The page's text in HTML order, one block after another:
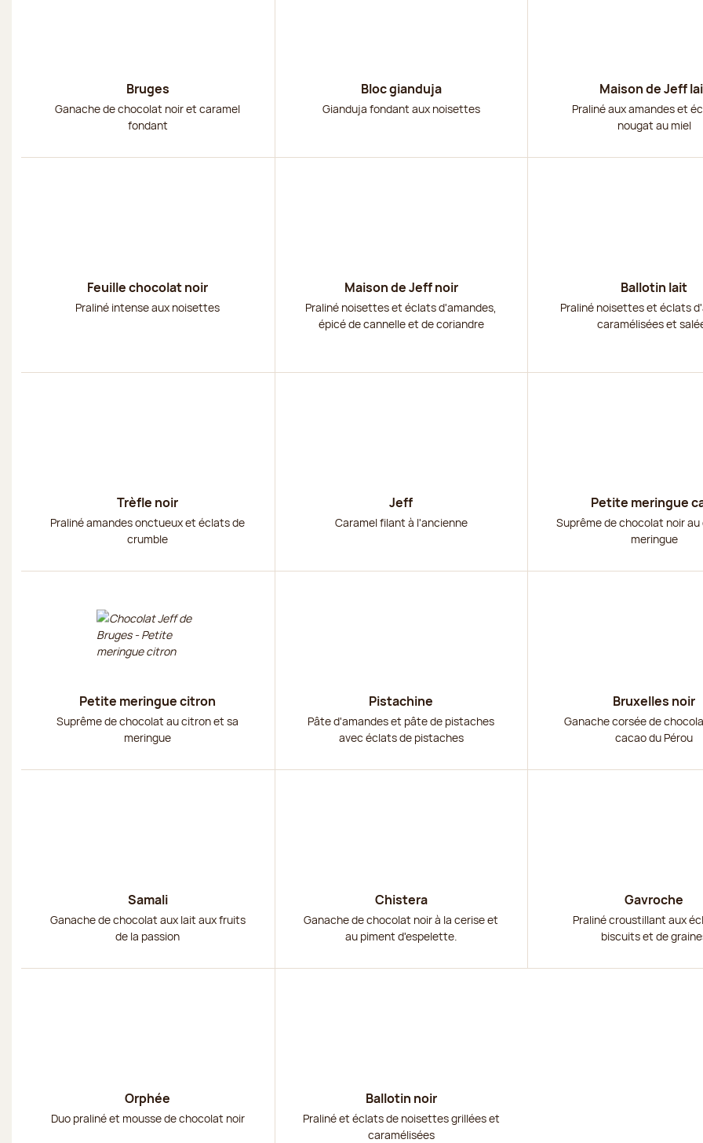
Bruges
Ganache de chocolat noir et caramel
fondant
Bloc gianduja
Gianduja fondant aux noisettes
Maison de Jeff
Praliné aux amandes et
nougat au miel
Feuille chocolat noir
Praliné intense aux noisettes
Maison de Jeff noir
Praliné noisettes et éclats d'amandes,
épicé de cannelle et de coriandre
Ballotin lait
Praliné noisettes et éclats
caramélisées et
Trèfle noir
Praliné amandes onctueux et éclats de
crumble
Jeff
Caramel filant à l'ancienne
Petite meringue
Suprême de chocolat noir
meringue
Petite meringue citron
Suprême de chocolat au citron et sa
meringue
Pistachine
Pâte d'amandes et pâte de pistaches
avec éclats de pistaches
Bruxelles noir
Ganache corsée de
cacao du Pérou
Samali
Ganache de chocolat aux lait aux fruits
de la passion
Chistera
Ganache de chocolat noir à la cerise et
au piment d'espelette.
Gavroche
Praliné croustillant aux
biscuits et de
Orphée
Duo praliné et mousse de chocolat noir
Ballotin noir
Praliné et éclats de noisettes grillées et
caramélisées